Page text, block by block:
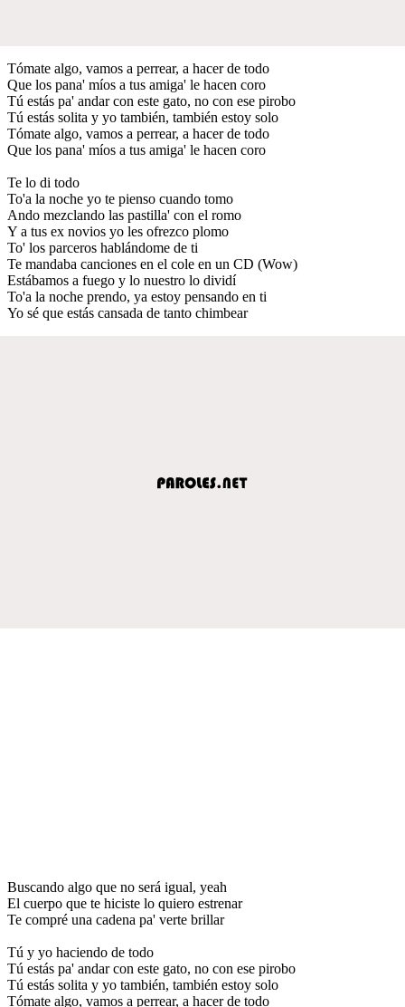
Tómate algo, vamos a perrear, a hacer de todo
Que los pana' míos a tus amiga' le hacen coro
Tú estás pa' andar con este gato, no con ese pirobo
Tú estás solita y yo también, también estoy solo
Tómate algo, vamos a perrear, a hacer de todo
Que los pana' míos a tus amiga' le hacen coro
Te lo di todo
To'a la noche yo te pienso cuando tomo
Ando mezclando las pastilla' con el romo
Y a tus ex novios yo les ofrezco plomo
To' los parceros hablándome de ti
Te mandaba canciones en el cole en un CD (Wow)
Estábamos a fuego y lo nuestro lo dividí
To'a la noche prendo, ya estoy pensando en ti
Yo sé que estás cansada de tanto chimbear
Buscando algo que no será igual, yeah
El cuerpo que te hiciste lo quiero estrenar
Te compré una cadena pa' verte brillar
Tú y yo haciendo de todo
Tú estás pa' andar con este gato, no con ese pirobo
Tú estás solita y yo también, también estoy solo
Tómate algo, vamos a perrear, a hacer de todo